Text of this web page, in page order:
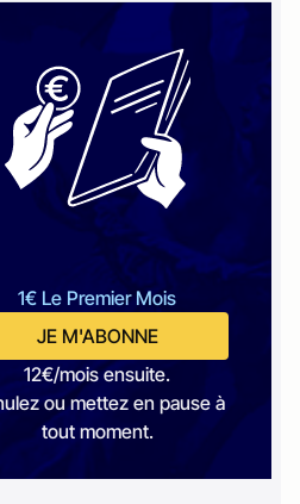
1€ Le Premier Mois
JE M'ABONNE
12€/mois ensuite.
ou mettez en pause à
tout moment.